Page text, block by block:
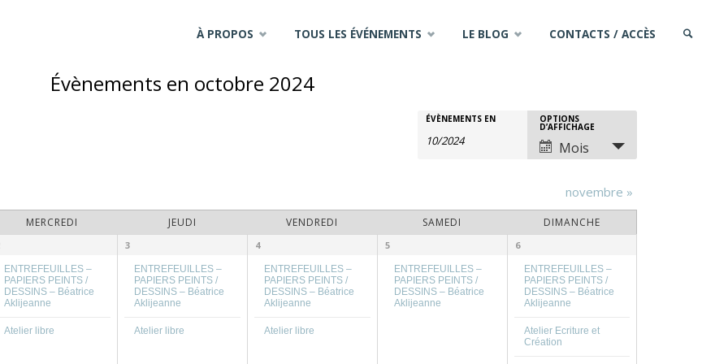
À PROPOS TOUS LES ÉVÉNEMENTS LE BLOG CONTACTS / ACCÈS
Évènements en octobre 2024
Recherche
navigation
de
vues
Évènements
Rechercher
Évènements
ÉVÈNEMENTS EN
Navigation
vues
OPTIONS
D’AFFICHAGE
Mois
novembre »
MERCREDI JEUDI VENDREDI SAMEDI DIMANCHE
ENTREFEUILLES –
PAPIERS PEINTS /
DESSINS – Béatrice
Aklijeanne
Atelier libre
3
ENTREFEUILLES –
PAPIERS PEINTS /
DESSINS – Béatrice
Aklijeanne
Atelier libre
4
ENTREFEUILLES –
PAPIERS PEINTS /
DESSINS – Béatrice
Aklijeanne
Atelier libre
5
ENTREFEUILLES –
PAPIERS PEINTS /
DESSINS – Béatrice
Aklijeanne
6
ENTREFEUILLES –
PAPIERS PEINTS /
DESSINS – Béatrice
Aklijeanne
Atelier Ecriture et
Création